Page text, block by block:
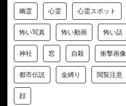
幽霊 心霊 心霊スポット
怖い写真 怖い動画 怖い話
神社 窓 自殺 衝撃画像
都市伝説 金縛り 閲覧注意
顔